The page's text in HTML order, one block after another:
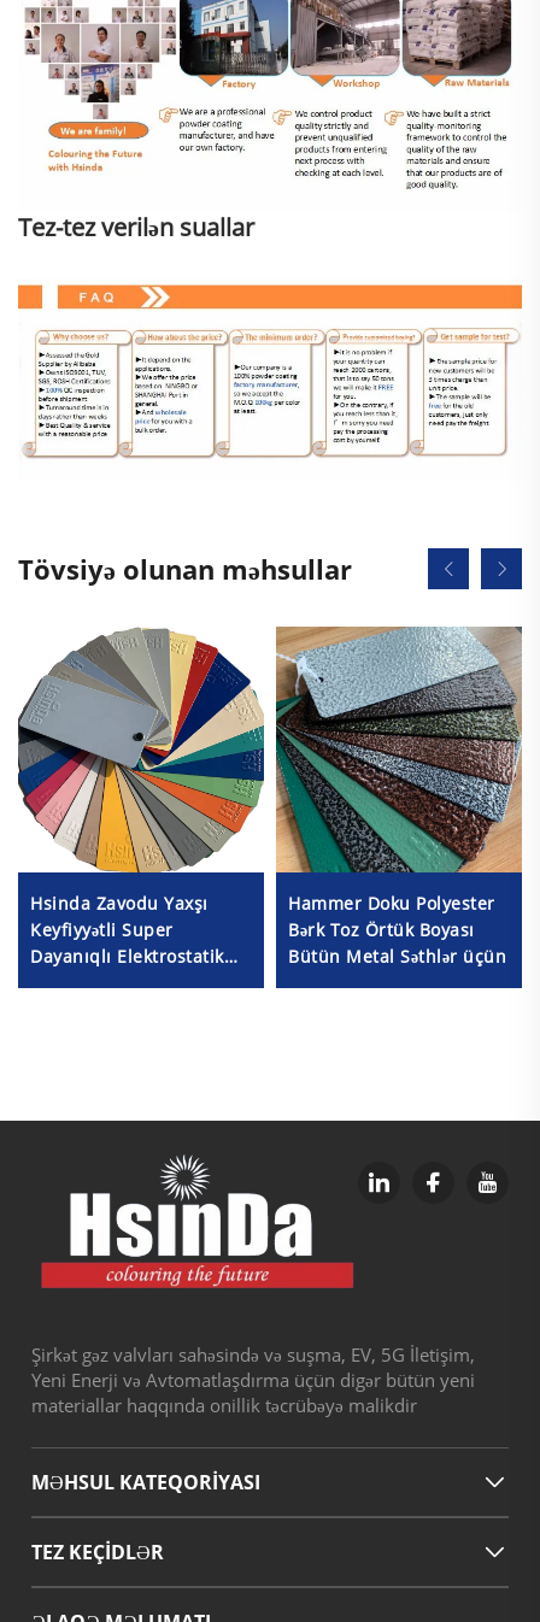
Tez-tez verilən suallar
Tövsiyə olunan məhsullar
Hsinda Zavodu Yaxşı
Keyfiyyətli Super
Dayanıqlı Elektrostatik
Hammer Doku Polyester
Bərk Toz Örtük Boyası
Bütün Metal Səthlər üçün
Şirkət gəz valvları sahəsində və suşma, EV, 5G İletişim,
Yeni Enerji və Avtomatlaşdırma üçün digər bütün yeni
materiallar haqqında onillik təcrübəyə malikdir
MƏHSUL KATEQORİYASI
TEZ KEÇIDLƏR